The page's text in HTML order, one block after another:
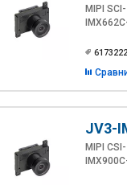
MIPI
6173222
JV3-
MIPI